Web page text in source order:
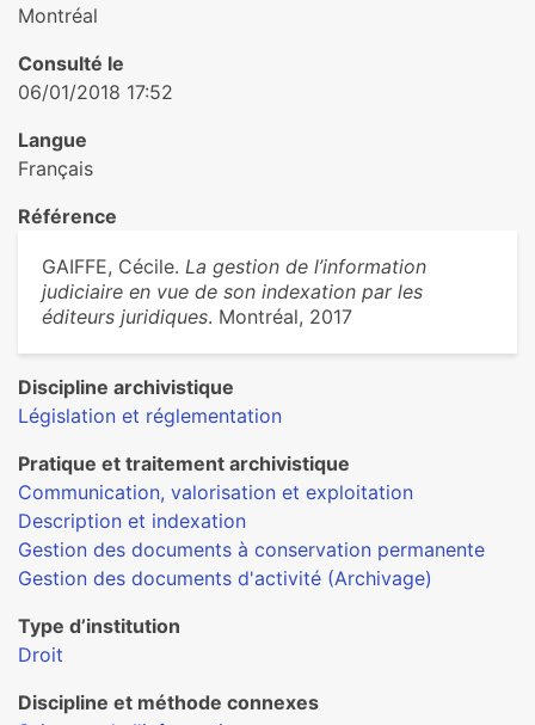
Montréal
Consulté le
06/01/2018 17:52
Langue
Français
Référence
GAIFFE, Cécile. La gestion de l’information
judiciaire en vue de son indexation par les
éditeurs juridiques. Montréal, 2017
Discipline archivistique
Législation et réglementation
Pratique et traitement archivistique
Communication, valorisation et exploitation
Description et indexation
Gestion des documents à conservation permanente
Gestion des documents d'activité (Archivage)
Type d’institution
Droit
Discipline et méthode connexes